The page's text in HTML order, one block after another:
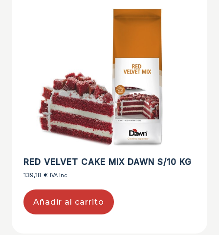
RED VELVET CAKE MIX DAWN S/10 KG
139,18 € IVA inc.
Añadir al carrito